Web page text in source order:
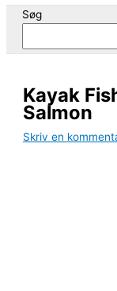
Søg
Kayak
Salmon
Skriv en